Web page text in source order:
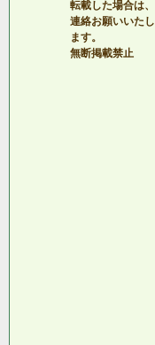
転載した場合は、
連絡お願いいたし
ます。
無断掲載禁止